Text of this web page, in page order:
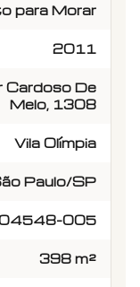
para Morar
2011
Cardoso De
Melo, 1308
Vila Olímpia
Paulo/SP
005
398 m²